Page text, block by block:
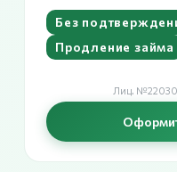
Без
Продление займа
Лиц.